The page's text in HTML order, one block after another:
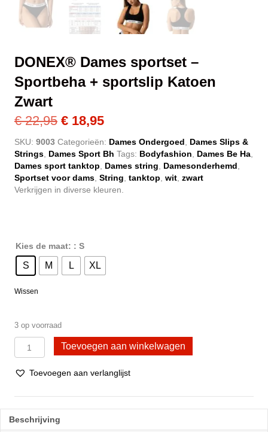
DONEX® Dames sportset –
Sportbeha + sportslip Katoen
Zwart
€22,95 Oorspronkelijke
prijs
was:
€ 22,95.
€ 18,95Huidige
prijs
is:
€ 18,95.
SKU: 9003 Categorieën: Dames Ondergoed, Dames Slips &
Strings, Dames Sport Bh Tags: Bodyfashion, Dames Be Ha,
Dames sport tanktop, Dames string, Damesonderhemd,
Sportset voor dams, String, tanktop, wit, zwart
Verkrijgen in diverse kleuren.
Kies de maat: : S
S M L XL
Wissen
3 op voorraad
DONEX®
Dames
sportslip
Katoen
Toevoegen aan winkelwagen
Toevoegen aan verlanglijst
Beschrijving